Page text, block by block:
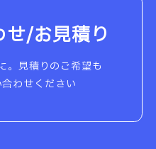
/お見積り
。見積りのご希望も
わせください